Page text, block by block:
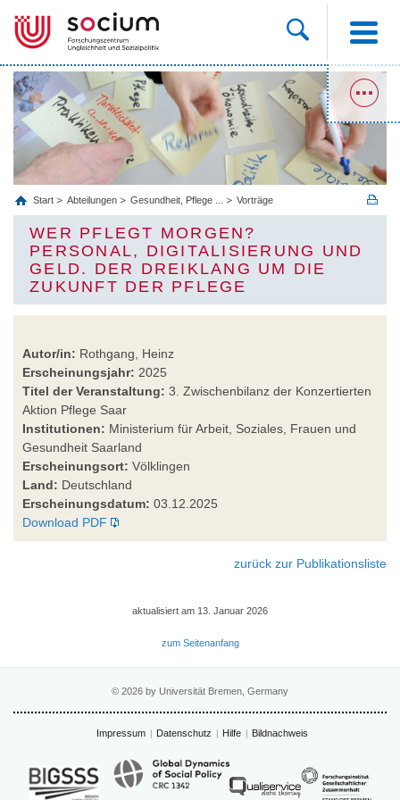
Start Abteilungen Gesundheit, Pflege ... Vorträge
WER PFLEGT MORGEN?
PERSONAL, DIGITALISIERUNG UND
GELD. DER DREIKLANG UM DIE
ZUKUNFT DER PFLEGE
Autor/in: Rothgang, Heinz
Erscheinungsjahr: 2025
Titel der Veranstaltung: 3. Zwischenbilanz der Konzertierten
Aktion Pflege Saar
Institutionen: Ministerium für Arbeit, Soziales, Frauen und
Gesundheit Saarland
Erscheinungsort: Völklingen
Land: Deutschland
Erscheinungsdatum: 03.12.2025
Download PDF
zurück zur Publikationsliste
aktualisiert am 13. Januar 2026
zum Seitenanfang
© 2026 by Universität Bremen, Germany
Impressum Datenschutz Hilfe Bildnachweis